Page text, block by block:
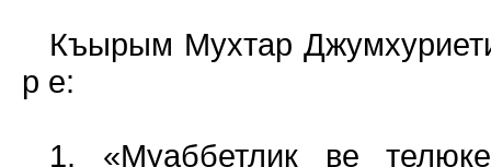
Къырым Мухтар
р е:
1. «Муаббетлик ве